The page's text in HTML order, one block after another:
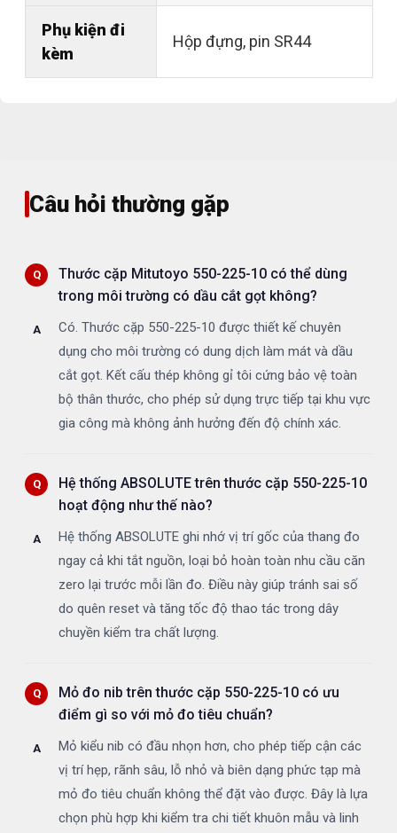
Phụ kiện đi
kèm
Hộp đựng, pin SR44
Câu hỏi thường gặp
Thước cặp Mitutoyo 550-225-10 có thể dùng
trong môi trường có dầu cắt gọt không?
Có. Thước cặp 550-225-10 được thiết kế chuyên
dụng cho môi trường có dung dịch làm mát và dầu
cắt gọt. Kết cấu thép không gỉ tôi cứng bảo vệ toàn
bộ thân thước, cho phép sử dụng trực tiếp tại khu vực
gia công mà không ảnh hưởng đến độ chính xác.
Hệ thống ABSOLUTE trên thước cặp 550-225-10
hoạt động như thế nào?
Hệ thống ABSOLUTE ghi nhớ vị trí gốc của thang đo
ngay cả khi tắt nguồn, loại bỏ hoàn toàn nhu cầu căn
zero lại trước mỗi lần đo. Điều này giúp tránh sai số
do quên reset và tăng tốc độ thao tác trong dây
chuyền kiểm tra chất lượng.
Mỏ đo nib trên thước cặp 550-225-10 có ưu
điểm gì so với mỏ đo tiêu chuẩn?
Mỏ kiểu nib có đầu nhọn hơn, cho phép tiếp cận các
vị trí hẹp, rãnh sâu, lỗ nhỏ và biên dạng phức tạp mà
mỏ đo tiêu chuẩn không thể đặt vào được. Đây là lựa
chọn phù hợp khi kiểm tra chi tiết khuôn mẫu và linh